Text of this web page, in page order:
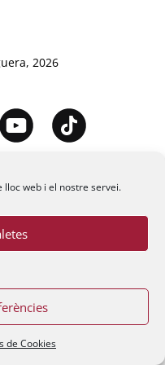
web i el nostre servei.
de Cookies
2026